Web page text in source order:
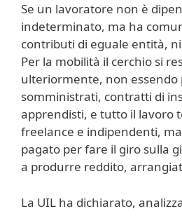
Se un lavoratore non è
indeterminato, ma ha
contributi di eguale entità,
Per la mobilità il cerchio si
ulteriormente, non essendo
somministrati, contratti di
apprendisti, e tutto il lavoro
freelance e indipendenti,
pagato per fare il giro sulla
a produrre reddito,
La UIL ha dichiarato,